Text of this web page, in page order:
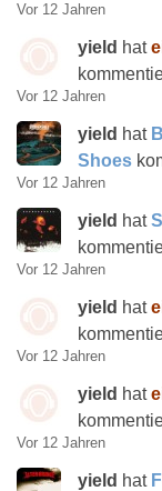
Vor 12 Jahren
yield hat
Vor 12 Jahren
yield hat
Shoes
Vor 12 Jahren
yield hat
Vor 12 Jahren
yield hat
Vor 12 Jahren
yield hat
Vor 12 Jahren
yield hat